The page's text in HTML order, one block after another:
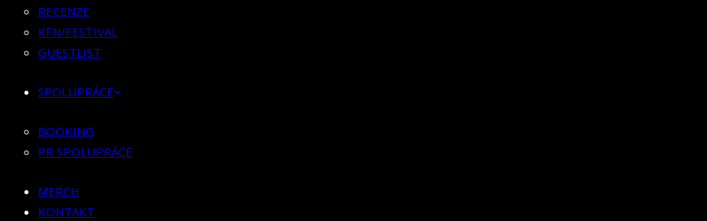
BOOKING
PR SPOLUPRÁCE
MERCH
RECENZE
KFN/FESTIVAL
GUESTLIST
SPOLUPRÁCE
BOOKING
PR SPOLUPRÁCE
MERCH
KONTAKT